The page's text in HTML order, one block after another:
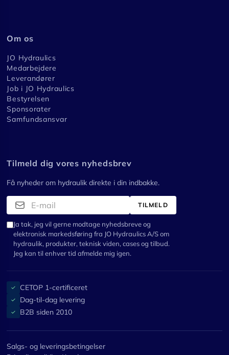
Om os
JO Hydraulics
Medarbejdere
Leverandører
Job i JO Hydraulics
Bestyrelsen
Sponsorater
Samfundsansvar
Tilmeld dig vores nyhedsbrev
Få nyheder om hydraulik direkte i din indbakke.
TILMELD
Ja tak, jeg vil gerne modtage nyhedsbreve og
elektronisk markedsføring fra JO Hydraulics A/S om
hydraulik, produkter, teknisk viden, cases og tilbud.
Jeg kan til enhver tid afmelde mig igen.
✓ CETOP 1-certificeret
✓ Dag-til-dag levering
✓ B2B siden 2010
Salgs- og leveringsbetingelser